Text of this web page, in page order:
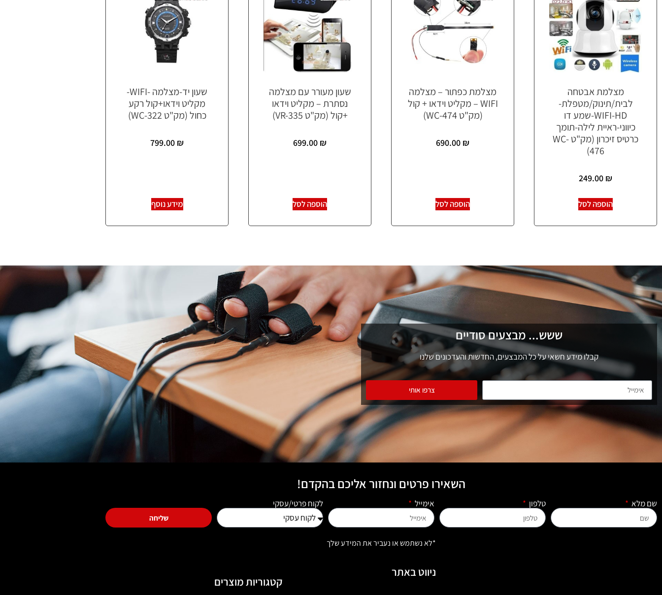
מצלמת אבטחה
לבית/תינוק/מטפלת-
WIFI-HD-שמע דו
כיווני-ראיית לילה-תומך
כרטיס זיכרון (מק"ט WC-
476)
249.00 ₪
הוספה לסל
מצלמת כפתור – מצלמה
WIFI – מקליט וידאו + קול
(מק"ט WC-474)
690.00 ₪
הוספה לסל
שעון מעורר עם מצלמה
נסתרת – מקליט וידאו
+קול (מק"ט VR-335)
699.00 ₪
הוספה לסל
שעון יד-מצלמה -WIFI-
מקליט וידאו+קול רקע
כחול (מק"ט WC-322)
799.00 ₪
מידע נוסף
ששש... מבצעים סודיים
קבלו מידע חשאי על כל המבצעים, החדשות והעדכונים שלנו
צרפו אותי
השאירו פרטים ונחזור אליכם בהקדם!
שם מלא טלפון אימייל לקוח פרטי/עסקי
שליחה
*לא נשתמש או נעביר את המידע שלך
ניווט באתר
קטגוריות מוצרים